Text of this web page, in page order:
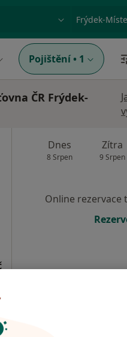
nebo příjmení Město
Pojištění • 1
ČR Frýdek-
Dnes
8 Srpen
Zítra
9 Srpen
Online rezervace